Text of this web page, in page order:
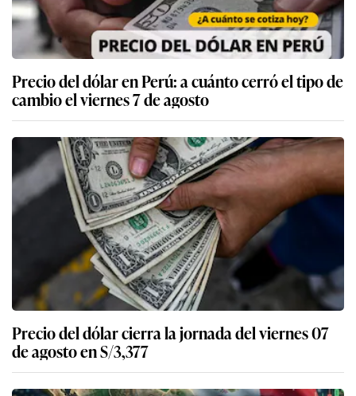
Precio del dólar en Perú: a cuánto cerró el tipo de
cambio el viernes 7 de agosto
Precio del dólar cierra la jornada del viernes 07
de agosto en S/3,377